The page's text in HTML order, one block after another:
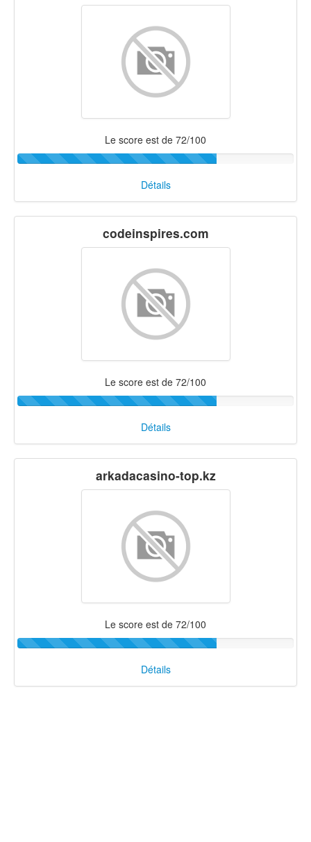
Le score est de 72/100
Détails
codeinspires.com
Le score est de 72/100
Détails
arkadacasino-top.kz
Le score est de 72/100
Détails